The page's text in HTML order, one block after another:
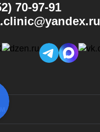
70-97-91
и диагностика